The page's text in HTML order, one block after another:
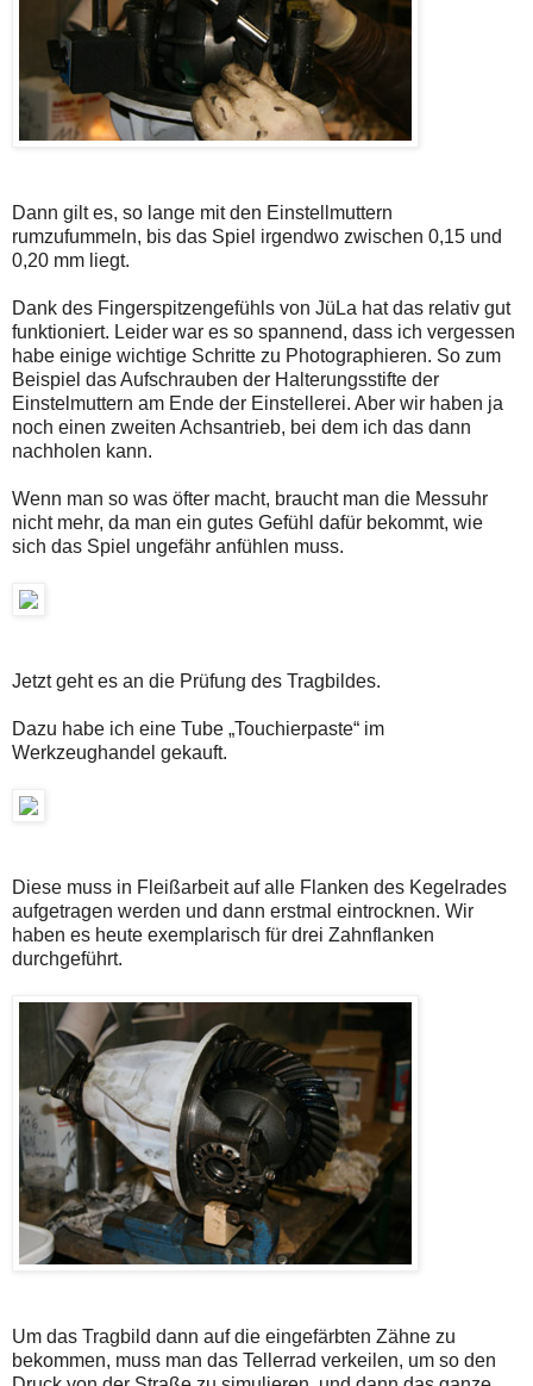
Dann gilt es, so lange mit den Einstellmuttern
rumzufummeln, bis das Spiel irgendwo zwischen 0,15 und
0,20 mm liegt.
Dank des Fingerspitzengefühls von JüLa hat das relativ gut
funktioniert. Leider war es so spannend, dass ich vergessen
habe einige wichtige Schritte zu Photographieren. So zum
Beispiel das Aufschrauben der Halterungsstifte der
Einstelmuttern am Ende der Einstellerei. Aber wir haben ja
noch einen zweiten Achsantrieb, bei dem ich das dann
nachholen kann.
Wenn man so was öfter macht, braucht man die Messuhr
nicht mehr, da man ein gutes Gefühl dafür bekommt, wie
sich das Spiel ungefähr anfühlen muss.
Jetzt geht es an die Prüfung des Tragbildes.
Dazu habe ich eine Tube „Touchierpaste“ im
Werkzeughandel gekauft.
Diese muss in Fleißarbeit auf alle Flanken des Kegelrades
aufgetragen werden und dann erstmal eintrocknen. Wir
haben es heute exemplarisch für drei Zahnflanken
durchgeführt.
Um das Tragbild dann auf die eingefärbten Zähne zu
bekommen, muss man das Tellerrad verkeilen, um so den